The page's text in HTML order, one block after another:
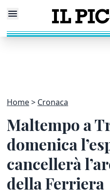
Home Cronaca
Maltempo a
domenica
cancellerà
della Ferriera